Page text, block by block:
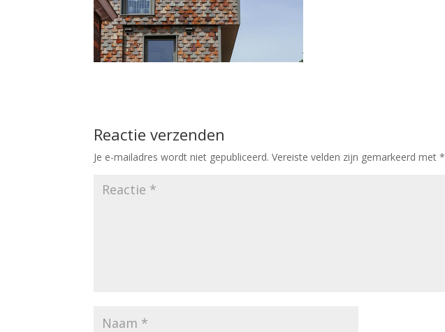
Reactie verzenden
Je e-mailadres wordt niet gepubliceerd. Vereiste velden zijn gemarkeerd met*